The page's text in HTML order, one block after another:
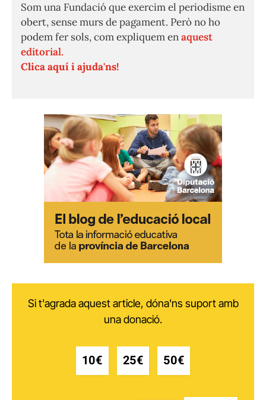
Som una Fundació que exercim el periodisme en
obert, sense murs de pagament. Però no ho
podem fer sols, com expliquem enaquest
editorial.
Clica aquí i ajuda'ns!
Si t'agrada aquest article, dóna'ns suport amb
una donació.
10€ 25€ 50€